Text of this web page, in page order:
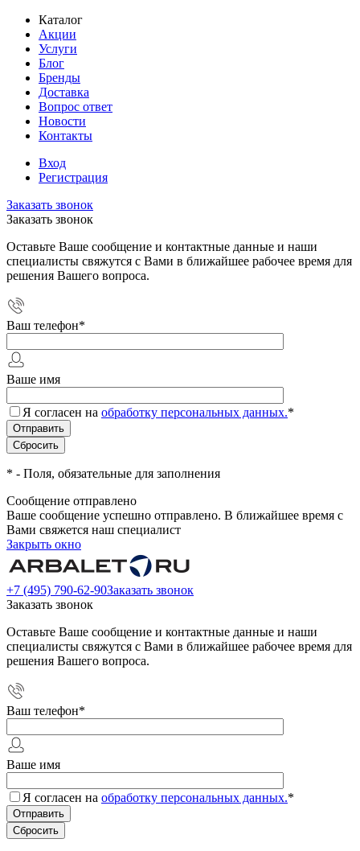
Каталог
Акции
Услуги
Блог
Бренды
Доставка
Вопрос ответ
Новости
Контакты
Вход
Регистрация
Заказать звонок
Заказать звонок
Оставьте Ваше сообщение и контактные данные и наши
специалисты свяжутся с Вами в ближайшее рабочее время для
решения Вашего вопроса.
Ваш телефон*
Ваше имя
Я согласен на обработку персональных данных.*
* - Поля, обязательные для заполнения
Сообщение отправлено
Ваше сообщение успешно отправлено. В ближайшее время с
Вами свяжется наш специалист
Закрыть окно
+7 (495) 790-62-90Заказать звонок
Заказать звонок
Оставьте Ваше сообщение и контактные данные и наши
специалисты свяжутся с Вами в ближайшее рабочее время для
решения Вашего вопроса.
Ваш телефон*
Ваше имя
Я согласен на обработку персональных данных.*